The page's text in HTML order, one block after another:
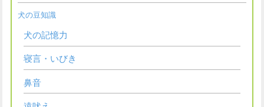
犬の豆知識
犬の記憶力
寝言・いびき
鼻音